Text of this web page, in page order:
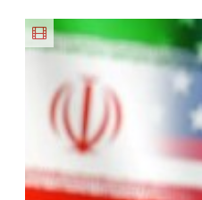
ویزیت
رایگان+پرداخت
اقساطی😍
پرسشنامه و
دریافت راه
حل